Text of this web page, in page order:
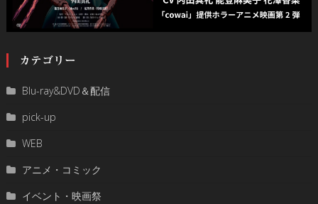
カテゴリー
Blu-ray&DVD＆配信
pick-up
WEB
アニメ・コミック
イベント・映画祭